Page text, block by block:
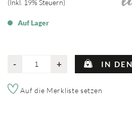
Inkl. 19% Steuern
Auf Lager
- + IN
Auf die Merkliste setzen